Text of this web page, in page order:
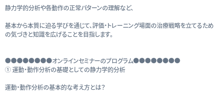
静力学的分析や各動作の正常パターンの理解など、
基本から本質に迫る学びを通じて、評価・トレーニング場面の治療戦略を立てるため
の気づきと知識を広げることを目指します。
●●●●●●●●オンラインセミナーのプログラム●●●●●●●●
① 運動・動作分析の基礎としての静力学的分析
運動・動作分析の基本的な考え方とは？